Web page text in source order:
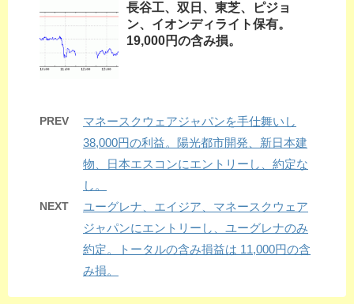
長谷工、双日、東芝、ピジョ
ン、イオンディライト保有。
19,000円の含み損。
PREV
マネースクウェアジャパンを手仕舞いし
38,000円の利益。陽光都市開発、新日本建
物、日本エスコンにエントリーし、約定な
し。
NEXT
ユーグレナ、エイジア、マネースクウェア
ジャパンにエントリーし、ユーグレナのみ
約定。トータルの含み損益は 11,000円の含
み損。